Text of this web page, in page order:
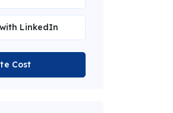
LinkedIn
Cost